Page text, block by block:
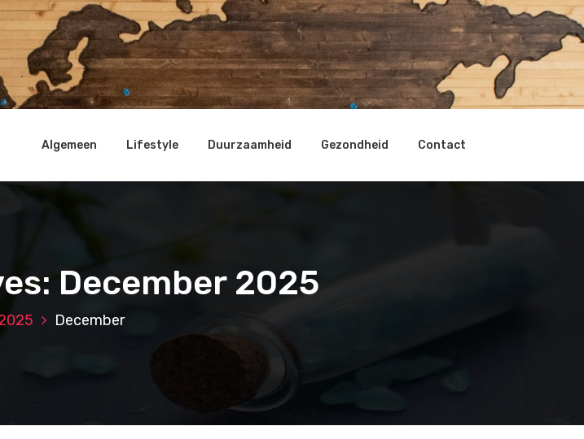
Algemeen Lifestyle Duurzaamheid Gezondheid Contact
December 2025
December